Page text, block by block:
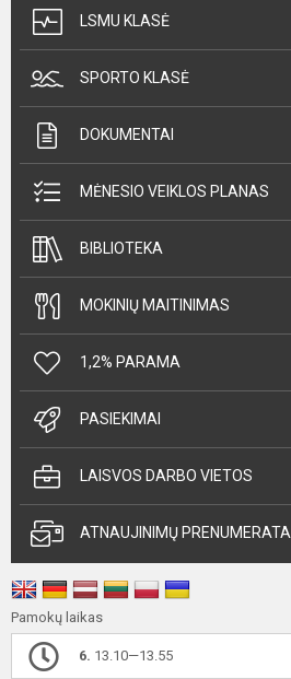
LSMU KLASĖ
SPORTO KLASĖ
DOKUMENTAI
MĖNESIO VEIKLOS PLANAS
BIBLIOTEKA
MOKINIŲ MAITINIMAS
1,2% PARAMA
PASIEKIMAI
LAISVOS DARBO VIETOS
ATNAUJINIMŲ PRENUMERATA
Pamokų laikas
6. 13.10—13.55